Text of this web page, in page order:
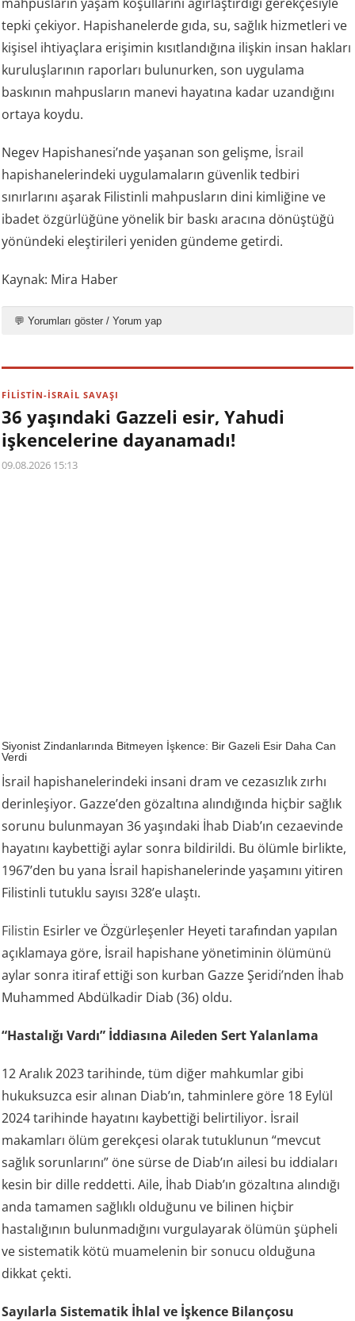
tepki çekiyor. Hapishanelerde gıda, su, sağlık hizmetleri ve
kişisel ihtiyaçlara erişimin kısıtlandığına ilişkin insan hakları
kuruluşlarının raporları bulunurken, son uygulama
baskının mahpusların manevi hayatına kadar uzandığını
ortaya koydu.
Negev Hapishanesi’nde yaşanan son gelişme, İsrail
hapishanelerindeki uygulamaların güvenlik tedbiri
sınırlarını aşarak Filistinli mahpusların dini kimliğine ve
ibadet özgürlüğüne yönelik bir baskı aracına dönüştüğü
yönündeki eleştirileri yeniden gündeme getirdi.
Kaynak: Mira Haber
💬 Yorumları göster / Yorum yap
FİLİSTİN-İSRAİL SAVAŞI
36 yaşındaki Gazzeli esir, Yahudi
işkencelerine dayanamadı!
09.08.2026 15:13
Siyonist Zindanlarında Bitmeyen İşkence: Bir Gazeli Esir Daha Can
Verdi
İsrail hapishanelerindeki insani dram ve cezasızlık zırhı
derinleşiyor. Gazze’den gözaltına alındığında hiçbir sağlık
sorunu bulunmayan 36 yaşındaki İhab Diab’ın cezaevinde
hayatını kaybettiği aylar sonra bildirildi. Bu ölümle birlikte,
1967’den bu yana İsrail hapishanelerinde yaşamını yitiren
Filistinli tutuklu sayısı 328’e ulaştı.
Filistin Esirler ve Özgürleşenler Heyeti tarafından yapılan
açıklamaya göre, İsrail hapishane yönetiminin ölümünü
aylar sonra itiraf ettiği son kurban Gazze Şeridi’nden İhab
Muhammed Abdülkadir Diab (36) oldu.
“Hastalığı Vardı” İddiasına Aileden Sert Yalanlama
12 Aralık 2023 tarihinde, tüm diğer mahkumlar gibi
hukuksuzca esir alınan Diab’ın, tahminlere göre 18 Eylül
2024 tarihinde hayatını kaybettiği belirtiliyor. İsrail
makamları ölüm gerekçesi olarak tutuklunun “mevcut
sağlık sorunlarını” öne sürse de Diab’ın ailesi bu iddiaları
kesin bir dille reddetti. Aile, İhab Diab’ın gözaltına alındığı
anda tamamen sağlıklı olduğunu ve bilinen hiçbir
hastalığının bulunmadığını vurgulayarak ölümün şüpheli
ve sistematik kötü muamelenin bir sonucu olduğuna
dikkat çekti.
Sayılarla Sistematik İhlal ve İşkence Bilançosu